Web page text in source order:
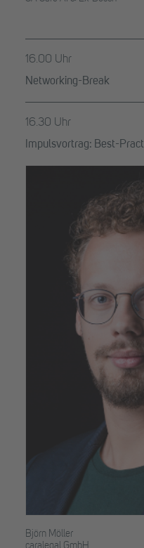
16.00 Uhr
Networking-Break
16.30 Uhr
Impulsvortrag: Best-
Björn Möller
caralegal GmbH